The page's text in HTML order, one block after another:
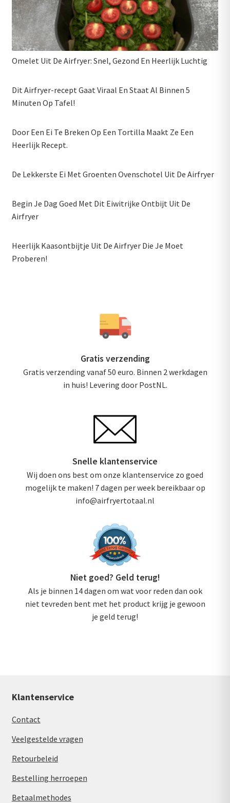
Omelet Uit De Airfryer: Snel, Gezond En Heerlijk Luchtig
Dit Airfryer-recept Gaat Viraal En Staat Al Binnen 5
Minuten Op Tafel!
Door Een Ei Te Breken Op Een Tortilla Maakt Ze Een
Heerlijk Recept.
De Lekkerste Ei Met Groenten Ovenschotel Uit De Airfryer
Begin Je Dag Goed Met Dit Eiwitrijke Ontbijt Uit De
Airfryer
Heerlijk Kaasontbijtje Uit De Airfryer Die Je Moet
Proberen!
Gratis verzending
Gratis verzending vanaf 50 euro. Binnen 2 werkdagen
in huis! Levering door PostNL.
Snelle klantenservice
Wij doen ons best om onze klantenservice zo goed
mogelijk te maken! 7 dagen per week bereikbaar op
info@airfryertotaal.nl
Niet goed? Geld terug!
Als je binnen 14 dagen om wat voor reden dan ook
niet tevreden bent met het product krijg je gewoon
je geld terug!
Klantenservice
Contact
Veelgestelde vragen
Retourbeleid
Bestelling herroepen
Betaalmethodes